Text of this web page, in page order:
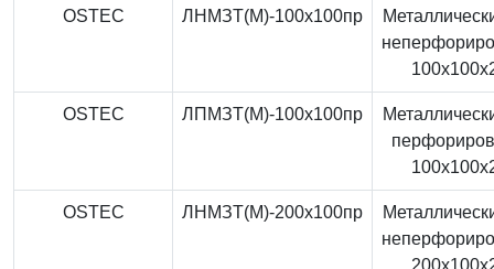
OSTEC ЛНМЗТ(М)-100x100пр
OSTEC ЛПМЗТ(М)-100x100пр
OSTEC ЛНМЗТ(М)-200x100пр